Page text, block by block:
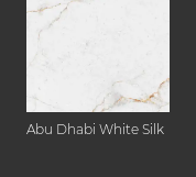
Abu Dhabi White Silk